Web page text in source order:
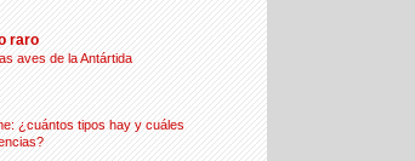
raro
aves de la Antártida
¿cuántos tipos hay y cuáles